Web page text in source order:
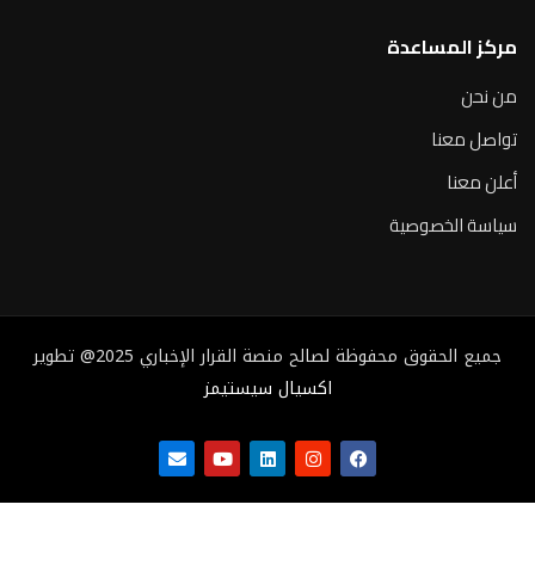
مركز المساعدة
من نحن
تواصل معنا
أعلن معنا
سياسة الخصوصية
جميع الحقوق محفوظة لصالح منصة القرار الإخباري 2025@ تطوير
اكسيال سيستيمز